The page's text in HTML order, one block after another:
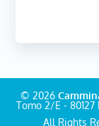
© 2026
Tomo 2/E - 80127
All Rights